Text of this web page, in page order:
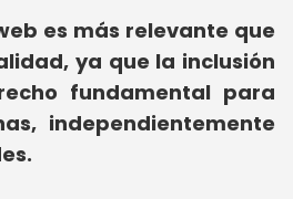
es más relevante que
ya que la inclusión
fundamental para
independientemente